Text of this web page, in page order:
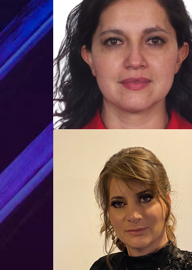
Sonia Magali
Arteaga Sarmiento
Doctora en Educación, Magister
en Enseñanza de Ingles Como
Idioma Extranjero.